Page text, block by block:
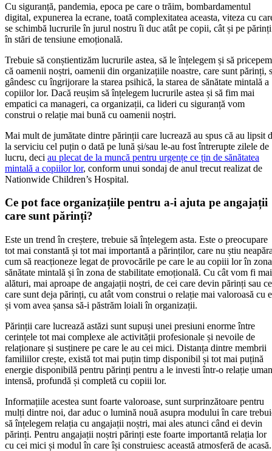
Cu siguranță, pandemia, epoca pe care o trăim, bombardamentul
digital, expunerea la ecrane, toată complexitatea aceasta, viteza cu
se schimbă lucrurile în jurul nostru îi duc atât pe copii, cât și pe părinți
în stări de tensiune emoțională.
Trebuie să conștientizăm lucrurile astea, să le înțelegem și să pricepem
că oamenii noștri, oamenii din organizațiile noastre, care sunt părinți,
gândesc cu îngrijorare la starea psihică, la starea de sănătate mintală a
copiilor lor. Dacă reușim să înțelegem lucrurile astea și să fim mai
empatici ca manageri, ca organizații, ca lideri cu siguranță vom
construi o relație mai bună cu oamenii noștri.
Mai mult de jumătate dintre părinții care lucrează au spus că au lipsit
la serviciu cel puțin o dată pe lună și/sau le-au fost întrerupte zilele de
lucru, deci au plecat de la muncă pentru urgențe ce țin de sănătatea
mintală a copiilor lor, conform unui sondaj de anul trecut realizat de
Nationwide Children’s Hospital.
Ce pot face organizațiile pentru a-i ajuta pe angajații
care sunt părinți?
Este un trend în creștere, trebuie să înțelegem asta. Este o preocupare
tot mai constantă și tot mai importantă a părinților, care nu știu
cum să reacționeze legat de provocările pe care le au copiii lor în zona
sănătate mintală și în zona de stabilitate emoțională. Cu cât vom fi mai
alături, mai aproape de angajații noștri, de cei care devin părinți sau
care sunt deja părinți, cu atât vom construi o relație mai valoroasă cu
și vom avea șansa să-i păstrăm loiali în organizații.
Părinții care lucrează astăzi sunt supuși unei presiuni enorme între
cerințele tot mai complexe ale activității profesionale și nevoile de
relaționare și susținere pe care le au cei mici. Distanța dintre membrii
familiilor crește, există tot mai puțin timp disponibil și tot mai puțină
energie disponibilă pentru părinți pentru a le investi într-o relație
intensă, profundă și completă cu copiii lor.
Informațiile acestea sunt foarte valoroase, sunt surprinzătoare pentru
mulți dintre noi, dar aduc o lumină nouă asupra modului în care
să înțelegem relația cu angajații noștri, mai ales atunci când ei devin
părinți. Pentru angajații noștri părinți este foarte importantă relația lor
cu cei mici și modul în care își construiesc această atmosferă de acasă.